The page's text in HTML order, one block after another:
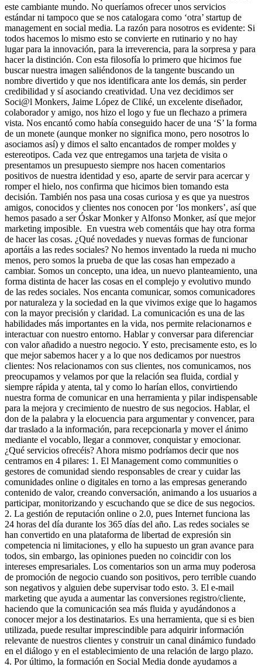
este cambiante mundo. No queríamos ofrecer unos servicios
estándar ni tampoco que se nos catalogara como ‘otra’ startup de
management en social media. La razón para nosotros es evidente: Si
todos hacemos lo mismo esto se convierte en rutinario y no hay
lugar para la innovación, para la irreverencia, para la sorpresa y para
hacer la distinción. Con esta filosofía lo primero que hicimos fue
buscar nuestra imagen saliéndonos de la tangente buscando un
nombre divertido y que nos identificara ante los demás, sin perder
credibilidad y sí asociando creatividad. Una vez decidimos ser
Soci@l Monkers, Jaime López de Cliké, un excelente diseñador,
colaborador y amigo, nos hizo el logo y fue un flechazo a primera
vista. Nos encantó como había conseguido hacer de una ‘S’ la forma
de un monete (aunque monker no significa mono, pero nosotros lo
asociamos así) y dimos el salto encantados de romper moldes y
estereotipos. Cada vez que entregamos una tarjeta de visita o
presentamos un presupuesto siempre nos hacen comentarios
positivos de nuestra identidad y eso, aparte de servir para acercar y
romper el hielo, nos confirma que hicimos bien tomando esta
decisión. También nos pasa una cosas curiosa y es que ya nuestros
amigos, conocidos y clientes nos conocen por ‘los monkers’, así que
hemos pasado a ser Óskar Monker y Alfonso Monker, así que mejor
marketing imposible. En vuestra web comentáis que hay otra forma
de hacer las cosas. ¿Qué novedades y nuevas formas de funcionar
aportáis a las redes sociales? No hemos inventado la rueda ni mucho
menos, pero somos la prueba de que las cosas han empezado a
cambiar. Somos un concepto, una idea, un nuevo planteamiento, una
forma distinta de hacer las cosas en el complejo y evolutivo mundo
de las redes sociales. Nos encanta comunicar, somos comunicadores
por naturaleza y la sociedad en la que vivimos exige que lo hagamos
con la mayor precisión y claridad. La comunicación es una de las
habilidades más importantes en la vida, nos permite relacionarnos e
interactuar con nuestro entorno. Hablar y conversar para diferenciar
con valor añadido a nuestro negocio. Y esto, precisamente esto, es lo
que mejor sabemos hacer y a lo que nos dedicamos por nuestros
clientes: Nos relacionamos con sus clientes, nos comunicamos, nos
preocupamos y velamos por que la relación sea fluida, cordial y
siempre rápida y atenta, tal y como lo harían ellos, convirtiendo
nuestra forma de comunicar en una herramienta y pilar indispensable
para la mejora y crecimiento de nuestro de sus negocios. Hablar, el
don de la palabra y la elocuencia para argumentar y convencer, para
dar traslado a la información, para recepcionarla y mover el ánimo
mediante el vocablo, llegar a conmover, conquistar y emocionar.
¿Qué servicios ofrecéis? Ahora mismo podríamos decir que nos
centramos en 4 pilares: 1. El Management como communities o
gestores de comunidad siendo responsables de crear y cuidar las
comunidades online o digitales en torno a las empresas generando
contenido de valor, creando conversación, animando a los usuarios a
participar, monitorizando y escuchando que se dice de sus negocios.
2. La gestión de reputación online o 2.0, pues Internet funciona las
24 horas del día durante los 365 días del año. Las redes sociales se
han convertido en una plataforma de libertad de expresión sin
competencia ni limitaciones, y ello ha supuesto un gran avance para
todos, sin embargo, las opiniones pueden no coincidir con los
intereses empresariales. Los comentarios son un arma muy poderosa
de promoción de negocio cuando son positivos, pero terrible cuando
son negativos y alguien debe supervisar todo esto. 3. El e-mail
marketing que ayuda a aumentar las conversiones registro/cliente,
haciendo que la comunicación sea más fluida y ayudándonos a
conocer mejor a los destinatarios. Es una herramienta, que si es bien
utilizada, puede resultar imprescindible para adquirir información
relevante de nuestros clientes y construir un canal dinámico fundado
en el diálogo y en el establecimiento de una relación de largo plazo.
4. Por último, la formación en Social Media donde ayudamos a